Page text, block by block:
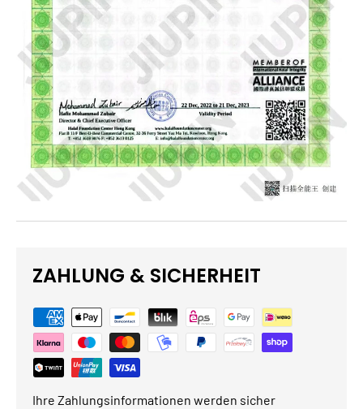
ZAHLUNG & SICHERHEIT
Ihre Zahlungsinformationen werden sicher